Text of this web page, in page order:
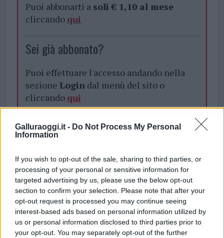
Galluraoggi.it - Do Not Process My Personal
Information
If you wish to opt-out of the sale, sharing to third parties, or
processing of your personal or sensitive information for
targeted advertising by us, please use the below opt-out
section to confirm your selection. Please note that after your
opt-out request is processed you may continue seeing
interest-based ads based on personal information utilized by
us or personal information disclosed to third parties prior to
your opt-out. You may separately opt-out of the further
Puoi abbonarti a soli € 1,10 al mese
cliccando qui
Sei già abbonato?
Puoi effettuare l'accesso andando nella
sezione Logindal menù del sito o
cliccando qui
TEMI: Aeroporto Costa Smeralda
Inviaci le tue segnalazioni,
i tuoi video e le tue foto
Su WhatsApp al numero +39
345 356 7512